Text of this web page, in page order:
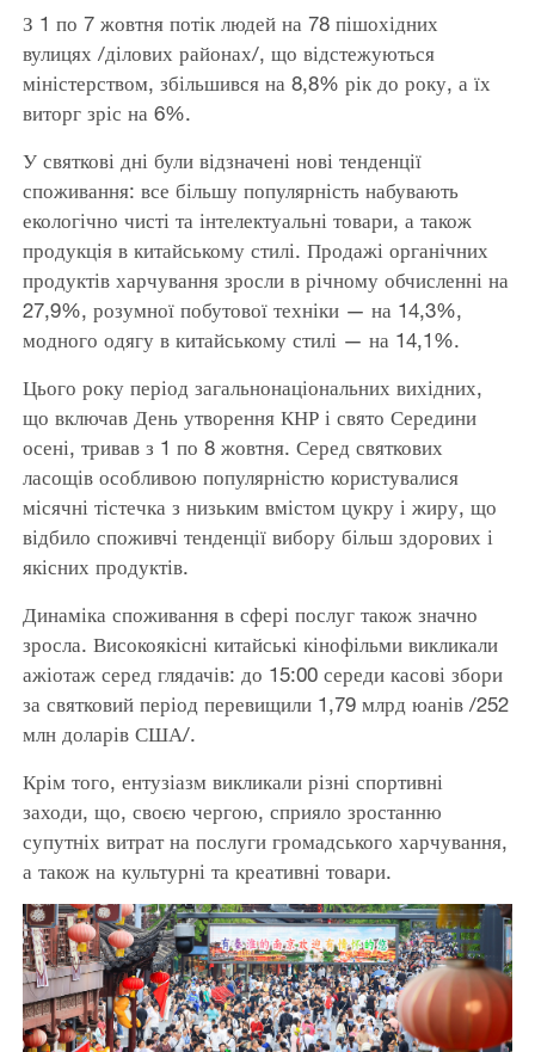
З 1 по 7 жовтня потік людей на 78 пішохідних
вулицях /ділових районах/, що відстежуються
міністерством, збільшився на 8,8% рік до року, а їх
виторг зріс на 6%.
У святкові дні були відзначені нові тенденції
споживання: все більшу популярність набувають
екологічно чисті та інтелектуальні товари, а також
продукція в китайському стилі. Продажі органічних
продуктів харчування зросли в річному обчисленні на
27,9%, розумної побутової техніки — на 14,3%,
модного одягу в китайському стилі — на 14,1%.
Цього року період загальнонаціональних вихідних,
що включав День утворення КНР і свято Середини
осені, тривав з 1 по 8 жовтня. Серед святкових
ласощів особливою популярністю користувалися
місячні тістечка з низьким вмістом цукру і жиру, що
відбило споживчі тенденції вибору більш здорових і
якісних продуктів.
Динаміка споживання в сфері послуг також значно
зросла. Високоякісні китайські кінофільми викликали
ажіотаж серед глядачів: до 15:00 середи касові збори
за святковий період перевищили 1,79 млрд юанів /252
млн доларів США/.
Крім того, ентузіазм викликали різні спортивні
заходи, що, своєю чергою, сприяло зростанню
супутніх витрат на послуги громадського харчування,
а також на культурні та креативні товари.